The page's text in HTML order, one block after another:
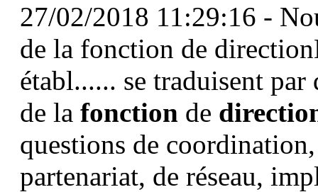
27/02/2018 11:29:16 -
de la fonction de
établ...... se traduisent par
de la fonction de
questions de
partenariat, de réseau,